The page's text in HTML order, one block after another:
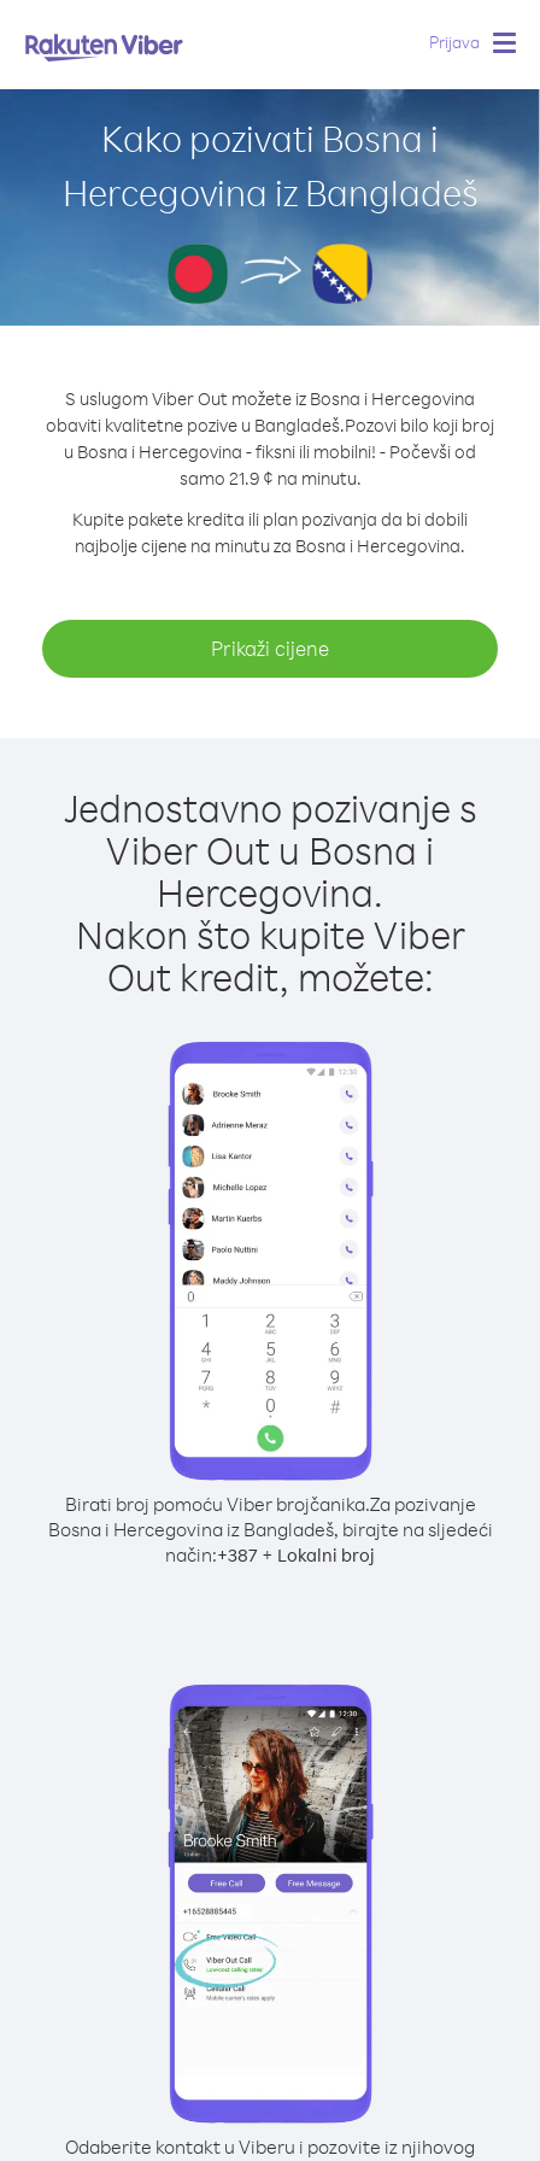
Prijava
Kako pozivati Bosna i
Hercegovina iz Bangladeš
S uslugom Viber Out možete iz Bosna i Hercegovina
obaviti kvalitetne pozive u Bangladeš.Pozovi bilo koji broj
u Bosna i Hercegovina - fiksni ili mobilni! - Počevši od
samo 21.9 ¢ na minutu.
Kupite pakete kredita ili plan pozivanja da bi dobili
najbolje cijene na minutu za Bosna i Hercegovina.
Prikaži cijene
Jednostavno pozivanje s
Viber Out u Bosna i
Hercegovina.
Nakon što kupite Viber
Out kredit, možete:
Birati broj pomoću Viber brojčanika.Za pozivanje
Bosna i Hercegovina iz Bangladeš, birajte na sljedeći
način:+387 + Lokalni broj
Odaberite kontakt u Viberu i pozovite iz njihovog